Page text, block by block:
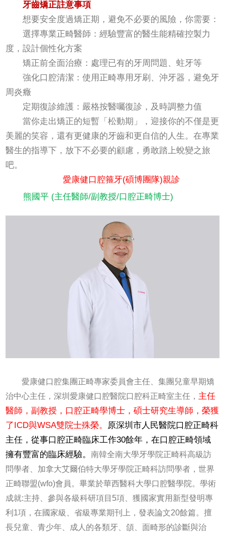
牙齒矯正註意事項
想要安全度過矯正期，避免不必要的風險，你需要：
選擇專業正畸醫師：經驗豐富的醫生能精確控製力
度，設計個性化方案
矯正前全面治療：處理已有的牙周問題、蛀牙等
強化口腔清潔：使用正畸專用牙刷、沖牙器，避免牙
周炎癥
定期復診維護：嚴格按醫囑復診，及時調整力值
當你走出矯正的短暫「松動期」，迎接你的不僅是更
美麗的笑容，還有更健康的牙齒和更自信的人生。在專業
醫生的指導下，放下不必要的顧慮，勇敢踏上蛻變之旅
吧。
愛康健口腔箍牙(碩博團隊)親診
熊國平 (主任醫師/副教授/口腔正畸博士)
愛康健口腔集團正畸專家委員會主任、集團兒童早期矯
治中心主任，深圳愛康健口腔醫院口腔科正畸室主任， 主任
醫師，副教授，口腔正畸學博士，碩士研究生導師，榮獲
了ICD與WSA雙院士殊榮。 原深圳市人民醫院口腔正畸科
主任，從事口腔正畸臨床工作30餘年，在口腔正畸領域
擁有豐富的臨床經驗。南韓全南大學牙學院正畸科高級訪
問學者、加拿大艾爾伯特大學牙學院正畸科訪問學者，世界
正畸聯盟(wfo)會員。畢業於華西醫科大學口腔醫學院。學術
成就:主持、參與各級科研項目5項、獲國家實用新型發明專
利1項，在國家級、省級專業期刊上，發表論文20餘篇。擅
長兒童、青少年、成人的各類牙、頜、面畸形的診斷與治